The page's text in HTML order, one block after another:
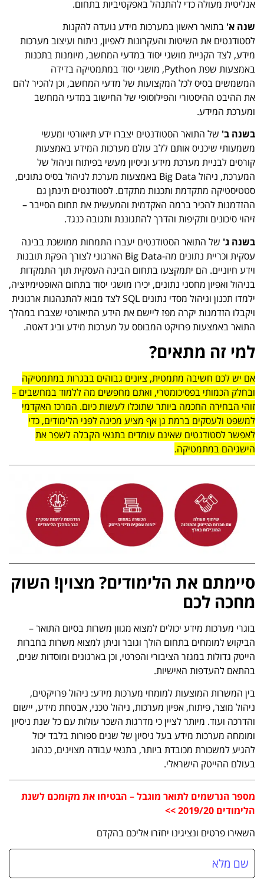
אנליטית מעולה כדי להתנהל באפקטיביות בתחום.
שנה א' בתואר ראשון במערכות מידע נועדה להקנות
לסטודנטים את השיטות והעקרונות לאפיון, ניתוח ועיצוב מערכות
מידע, לצד הקניית מושגי יסוד במדעי המחשב, מיומנות בתכנות
באמצעות שפת Python, מושגי יסוד במתמטיקה בדידה
המשמשים בסיס לכל המקצועות של מדעי המחשב, וכן להכיר להם
את ההיבט ההיסטורי והפילוסופי של החישוב במדעי המחשב
ומערכת המידע.
בשנה ב' של התואר הסטודנטים יצברו ידע תיאורטי ומעשי
משמעותי שיכניס אותם ללב עולם מערכות המידע באמצעות
קורסים לבניית מערכת מידע וניסיון מעשי בפיתוח וניהול של
המערכת, ניהול Big Data באמצעות מערכת לניהול בסיס נתונים,
סטטיסטיקה מתקדמת ותכנות מתקדם. לסטודנטים תינתן גם
ההזדמנות להכיר ברמה האקדמית והמעשית את תחום הסייבר –
זיהוי סיכונים ותקיפות והדרך להתגוננת ותגובה כנגד.
בשנה ג' של התואר הסטודנטים יעברו התמחות ממושכת בבינה
עסקית וכריית נתונים מה-Big Data הארגוני לצורך הפקת תובנות
וידע חיוניים. הם יתמקצעו בתחום הבינה העסקית תוך התמקדות
בניהול ואפיון מחסני נתונים, יכירו מושגי יסוד בתחום האופטימיזציה,
ילמדו תכנון וניהול מסדי נתונים SQL לצד מבוא להתנהגות ארגונית
ויקבלו הזדמנות יקרה מפז ליישם את הידע התיאורטי שצברו במהלך
התואר באמצעות פרויקט המבוסס על מערכות מידע וביג דאטה.
למי זה מתאים?
אם יש לכם חשיבה מתמטית, ציונים גבוהים בבגרות במתמטיקה
ובחלק הכמותי בפסיכומטרי, ואתם מחפשים מה ללמוד במחשבים –
זוהי הבחירה החכמה ביותר שתוכלו לעשות כיום. המרכז האקדמי
למשפט ולעסקים ברמת גן אף מציע מכינה לפני הלימודים, כדי
לאפשר לסטודנטים שאינם עומדים בתנאי הקבלה לשפר את
הישגיהם במתמטיקה.
סיימתם את הלימודים? מצוין! השוק
מחכה לכם
בוגרי מערכות מידע יכולים למצוא מגוון משרות בסיום התואר –
הביקוש למומחים בתחום הולך וגובר וניתן למצוא משרות בחברות
הייטק גדולות במגזר הציבורי והפרטי, וכן בארגונים ומוסדות שנים,
בהתאם להעדפות האישיות.
בין המשרות המוצעות למומחי מערכות מידע: ניהול פרויקטים,
ניהול מוצר, פיתוח, אפיון מערכות, ניהול טכני, אבטחת מידע, יישום
והדרכה ועוד. מיותר לציין כי מדרגות השכר עולות עם כל שנת ניסיון
ומומחה מערכות מידע בעל ניסיון של שנים ספורות בלבד יכול
להגיע למשכורת מכובדת ביותר, בתנאי עבודה מצוינים, כנהוג
בעולם ההייטק הישראלי.
מספר הנרשמים לתואר מוגבל – הבטיחו את מקומכם לשנת
הלימודים 2019/20 >>
השאירו פרטים ונציגינו יחזרו אליכם בהקדם